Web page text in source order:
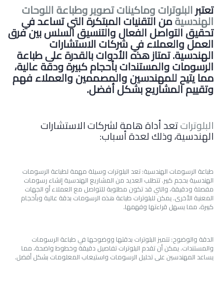
تعتبرالبلوتراتوماكينات تصوير وطباعة اللوحات
الهندسيةمن التقنيات المبتكرة التي تساعد في
تحقيق التواصل الفعال والتنسيق السلس بين فرق
العمل والعملاء في شركات الاستشارات
الهندسية. تمتاز هذه الأدوات بالقدرة على طباعة
الرسومات والمستندات بأحجام كبيرة ودقة عالية،
مما يتيح للمهندسين والمصممين والعملاء فهم
وتقييم المشاريع بشكل أفضل.
البلوتراتتعد أداة هامة لشركات الاستشارات
الهندسية، وذلك لعدة أسباب:
طباعة الرسومات الهندسية: تعد البلوترات وسيلة مهمة لطباعة الرسومات
الهندسية بحجم كبير. تتطلب العديد من المشاريع الهندسية إنشاء رسومات
مفصلة ودقيقة، والتي قد تكون مطلوبة للتواصل مع العملاء أو الجهات
المعنية الأخرى. يمكن للبلوترات طباعة هذه الرسومات بدقة عالية وبأحجام
كبيرة، مما يسهل قراءتها وفهمها.
الدقة والوضوح: تتميز البلوترات بدقتها ووضوحها في طباعة الرسومات
والمستندات. يمكن أن تقدم البلوترات تفاصيل دقيقة وخطوط واضحة، مما
يساعد المهندسين على تحليل الرسومات واستيعاب المعلومات بشكل أفضل.